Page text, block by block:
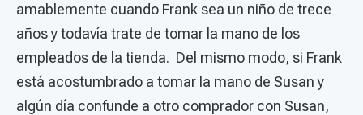
amablemente cuando Frank sea un niño de trece
años y todavía trate de tomar la mano de los
empleados de la tienda. Del mismo modo, si Frank
está acostumbrado a tomar la mano de Susan y
algún día confunde a otro comprador con Susan,